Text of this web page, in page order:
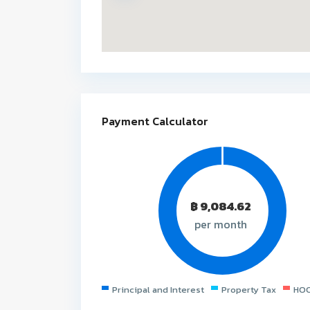
Payment Calculator
฿9,084.62
per month
Principal and Interest Property Tax